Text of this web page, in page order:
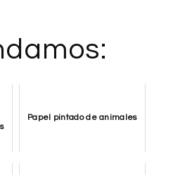
Papel pintado de animales